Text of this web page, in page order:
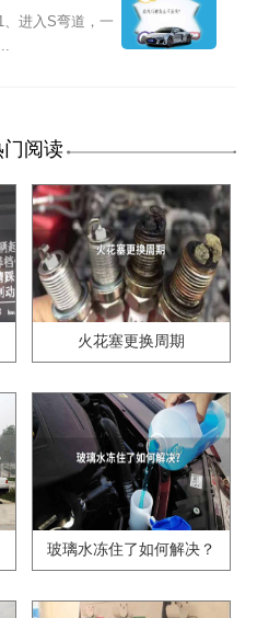
进入S弯道，一
门阅读
火花塞更换周期
玻璃水冻住了如何解决？